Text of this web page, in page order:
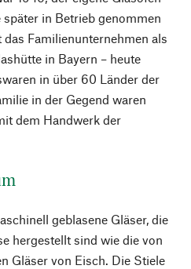
in Betrieb genommen
Familienunternehmen als
in Bayern – heute
in über 60 Länder der
in der Gegend waren
dem Handwerk der
geblasene Gläser, die
hergestellt sind wie die von
Gläser von Eisch. Die Stiele